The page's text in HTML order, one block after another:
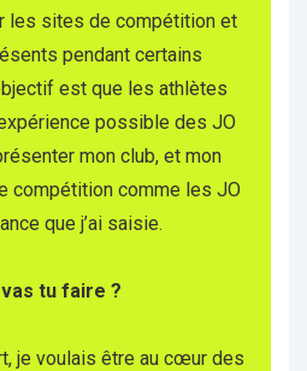
les sites de compétition et
pendant certains
est que les athlètes
possible des JO
mon club, et mon
compétition comme les JO
que j’ai saisie.
tu faire ?
je voulais être au cœur des